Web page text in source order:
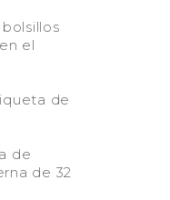
el
de
de
de 32